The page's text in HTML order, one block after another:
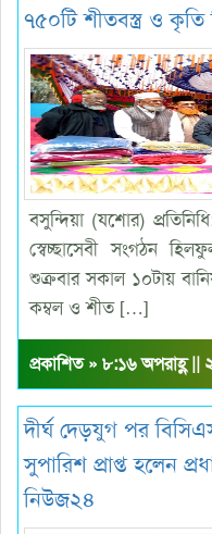
৭৫০টি শীতবস্ত্র ও কৃতি
বসুন্দিয়া (যশোর)
স্বেচ্ছাসেবী সংগঠন
শুক্রবার সকাল ১০টায়
কম্বল ও শীত […]
প্রকাশিত » ৮:১৬ অপরাহ্ণ ||
দীর্ঘ দেড়যুগ পর
সুপারিশ প্রাপ্ত হলেন
নিউজ২৪